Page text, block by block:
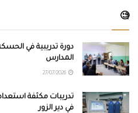
🧐
دورة تدريبية في
المدارس
تدريبات مكثفة
في دير الزور